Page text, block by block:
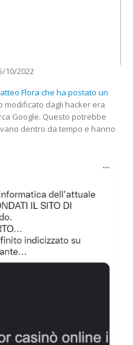
10/2022
Flora che ha postato un
modificato dagli hacker era
Google. Questo potrebbe
dentro da tempo e hanno